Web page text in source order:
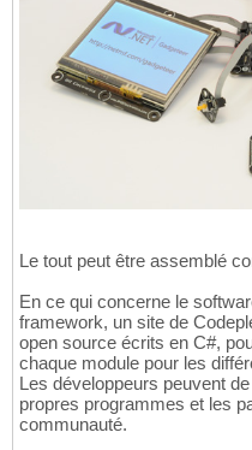
Le tout peut être assemblé
En ce qui concerne le
framework, un site de
open source écrits en C#,
chaque module pour les
Les développeurs peuvent
propres programmes et les
communauté.